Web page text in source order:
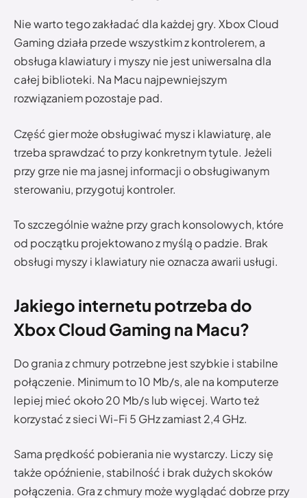
Nie warto tego zakładać dla każdej gry. Xbox Cloud
Gaming działa przede wszystkim z kontrolerem, a
obsługa klawiatury i myszy nie jest uniwersalna dla
całej biblioteki. Na Macu najpewniejszym
rozwiązaniem pozostaje pad.
Część gier może obsługiwać mysz i klawiaturę, ale
trzeba sprawdzać to przy konkretnym tytule. Jeżeli
przy grze nie ma jasnej informacji o obsługiwanym
sterowaniu, przygotuj kontroler.
To szczególnie ważne przy grach konsolowych, które
od początku projektowano z myślą o padzie. Brak
obsługi myszy i klawiatury nie oznacza awarii usługi.
Jakiego internetu potrzeba do
Xbox Cloud Gaming na Macu?
Do grania z chmury potrzebne jest szybkie i stabilne
połączenie. Minimum to 10 Mb/s, ale na komputerze
lepiej mieć około 20 Mb/s lub więcej. Warto też
korzystać z sieci Wi-Fi 5 GHz zamiast 2,4 GHz.
Sama prędkość pobierania nie wystarczy. Liczy się
także opóźnienie, stabilność i brak dużych skoków
połączenia. Gra z chmury może wyglądać dobrze przy